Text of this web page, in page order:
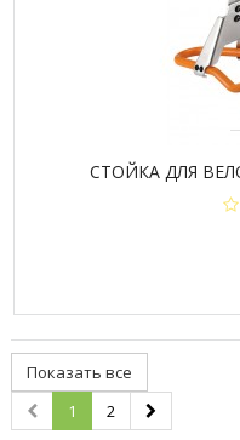
СТОЙКА ДЛЯ
Показать все
1
2